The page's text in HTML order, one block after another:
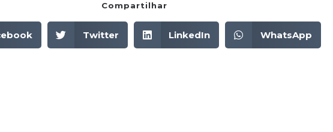
Compartilhar
Twitter LinkedIn WhatsApp